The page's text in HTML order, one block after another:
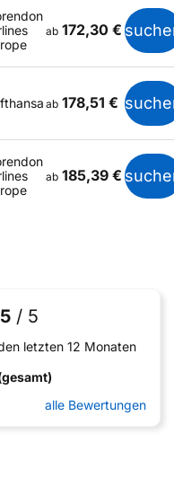
ab 172,30 €
ab 178,51 €
ab 185,39 €
5 / 5
letzten 12 Monaten
alle Bewertungen